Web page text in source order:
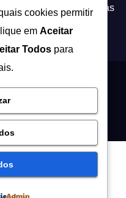
é a ponte entre ideias
forma como vivemos!
de Privacidade – Fasim
cookies permitir
em Aceitar
Todos para